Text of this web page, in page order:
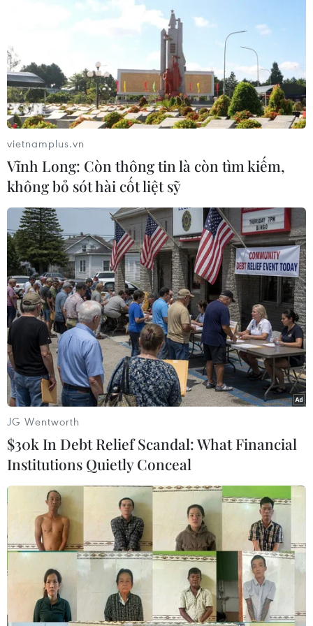
Xe buýt bốc cháy ở Zimbabwe, hơn 60
người thương vong
16/11/2018 09:07
Cảnh sát Zimbabwe ngày 16/11 cho biết ít nhất 42 người
đã thiệt mạng và 20 người khác bị thương trong vụ việc
nghi là nổ can xăng trên xe buýt xảy ra tại khu vực Tây
Nam nước này.
vietnamplus.vn
Vĩnh Long: Còn thông tin là còn tìm kiếm,
không bỏ sót hài cốt liệt sỹ
JG Wentworth
$30k In Debt Relief Scandal: What Financial
Institutions Quietly Conceal